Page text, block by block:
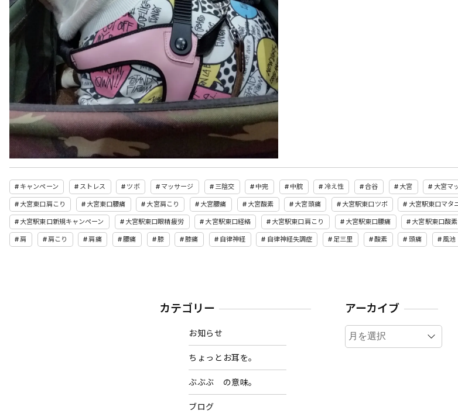
キャンペーン ストレス ツボ マッサージ 三陰交 中完 中脘 冷え性 合谷 大宮 大宮マ
大宮東口肩こり 大宮東口腰痛 大宮肩こり 大宮腰痛 大宮酸素 大宮頭痛 大宮駅東口ツボ 大宮駅東口マタ
大宮駅東口新規キャンペーン 大宮駅東口眼精疲労 大宮駅東口経絡 大宮駅東口肩こり 大宮駅東口腰痛 大宮駅東口酸素
肩 肩こり 肩痛 腰痛 膝 膝痛 自律神経 自律神経失調症 足三里 酸素 頭痛 風池
カテゴリー
お知らせ
ちょっとお耳を。
ぶぶぶ の意味。
ブログ
アーカイブ
ア
ー